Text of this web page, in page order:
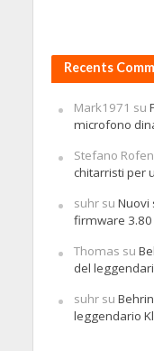
Recents
Mark1971 su
microfono
Stefano
chitarristi per
suhrsu Nuovi
firmware 3.80
Thomas su
del
suhrsu
leggendario